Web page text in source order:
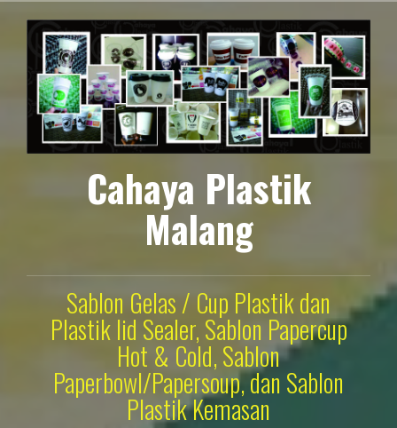
konten
Cahaya Plastik
Malang
Sablon Gelas / Cup Plastik dan
Plastik lid Sealer, Sablon Papercup
Hot & Cold, Sablon
Paperbowl/Papersoup, dan Sablon
Plastik Kemasan